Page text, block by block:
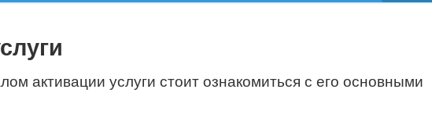
активации услуги стоит ознакомиться с его основными